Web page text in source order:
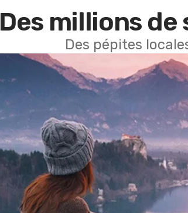
Des millions
Des pépites